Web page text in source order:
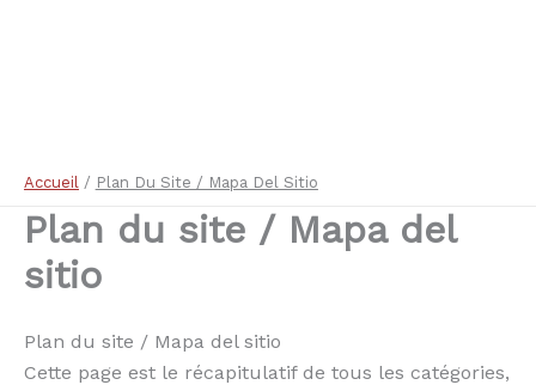
Accueil Plan Du Site / Mapa Del Sitio
Plan du site / Mapa del
sitio
Plan du site / Mapa del sitio
Cette page est le récapitulatif de tous les catégories,